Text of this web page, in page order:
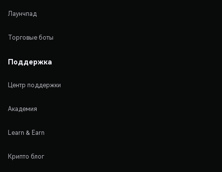
Лаунчпад
Торговые боты
Поддержка
Центр поддержки
Академия
Learn & Earn
Крипто блог